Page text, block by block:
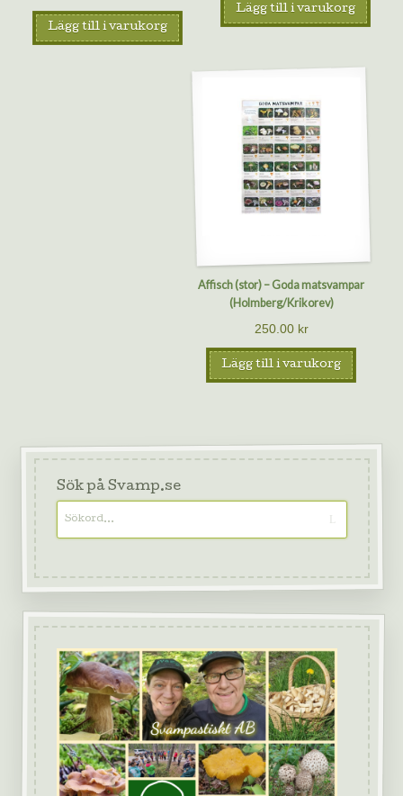
Lägg till i varukorg
Lägg till i varukorg
Affisch (stor) – Goda matsvampar
(Holmberg/Krikorev)
250.00 kr
Lägg till i varukorg
Sök på Svamp.se